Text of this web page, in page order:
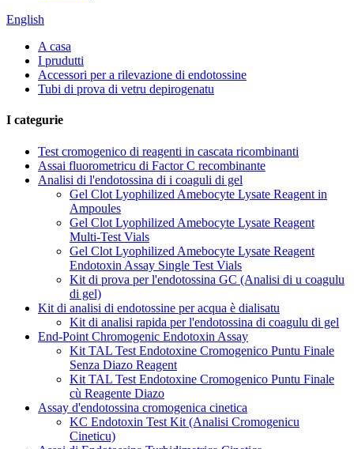
English
A casa
I prudutti
Accessori per a rilevazione di endotossine
Tubi di prova di vetru depirogenatu
I categurie
Test cromogenico di reagenti in cascata ricombinanti
Assai fluorometricu di Factor C recombinante
Analisi di l'endotossina di i coaguli di gel
Gel Clot Lyophilized Amebocyte Lysate Reagent in
Ampoules
Gel Clot Lyophilized Amebocyte Lysate Reagent
Multi-Test Vials
Gel Clot Lyophilized Amebocyte Lysate Reagent
Endotoxin Assay Single Test Vials
Kit di prova per l'endotossina GC (Analisi di u coagulu
di gel)
Kit di analisi di endotossine per acqua è dialisatu
Kit di analisi rapida per l'endotossina di coagulu di gel
End-Point Chromogenic Endotoxin Assay
Kit TAL Test Endotoxine Cromogenico Puntu Finale
Senza Diazo Reagent
Kit TAL Test Endotoxine Cromogenico Puntu Finale
cù Reagente Diazo
Assay d'endotossina cromogenica cinetica
KC Endotoxin Test Kit (Analisi Cromogenicu
Cineticu)